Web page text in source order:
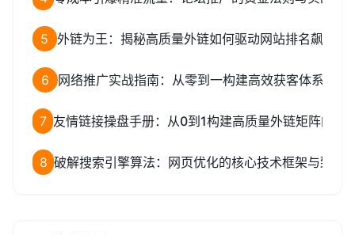
5 外链为王：揭秘高质量外链如何驱动网站排名飙升
6 网络推广实战指南：从零到一构建高效获客体系
7 友情链接操盘手册：从0到1构建高质量外链矩阵的完
8 破解搜索引擎算法：网页优化的核心技术框架与致命